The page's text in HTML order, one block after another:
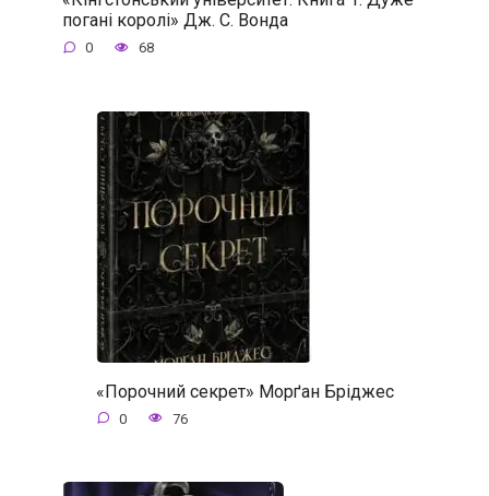
погані королі» Дж. С. Вонда
0 68
«Порочний секрет» Морґан Бріджес
0 76